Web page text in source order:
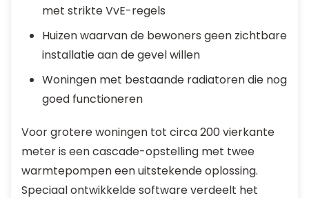
met strikte VvE-regels
Huizen waarvan de bewoners geen zichtbare
installatie aan de gevel willen
Woningen met bestaande radiatoren die nog
goed functioneren
Voor grotere woningen tot circa 200 vierkante
meter is een cascade-opstelling met twee
warmtepompen een uitstekende oplossing.
Speciaal ontwikkelde software verdeelt het